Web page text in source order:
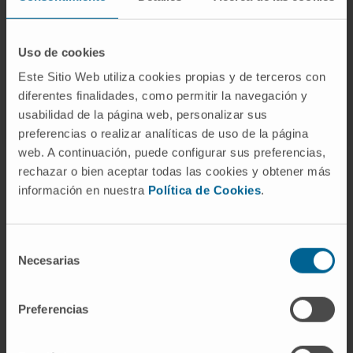
Uso de cookies
Este Sitio Web utiliza cookies propias y de terceros con
diferentes finalidades, como permitir la navegación y
usabilidad de la página web, personalizar sus
preferencias o realizar analíticas de uso de la página
web. A continuación, puede configurar sus preferencias,
rechazar o bien aceptar todas las cookies y obtener más
información en nuestra Política de Cookies.
Necesarias
Preferencias
Portografía
sistema porta.
La información proporcionada en este Diccionario Médico de la
Clínica Universidad de Navarra tiene como objetivo principal
médicos y no debe ser utilizada como fuente única para tomar
decisiones relacionadas con la salud. Esta información es
meramente informativa y no sustituye en ningún caso el consejo,
la salud. Siempre es esencial consultar a un médico o especialista
para tratar cualquier condición o síntoma médico. La Clínica
inapropiado o la interpretación de la información contenida en